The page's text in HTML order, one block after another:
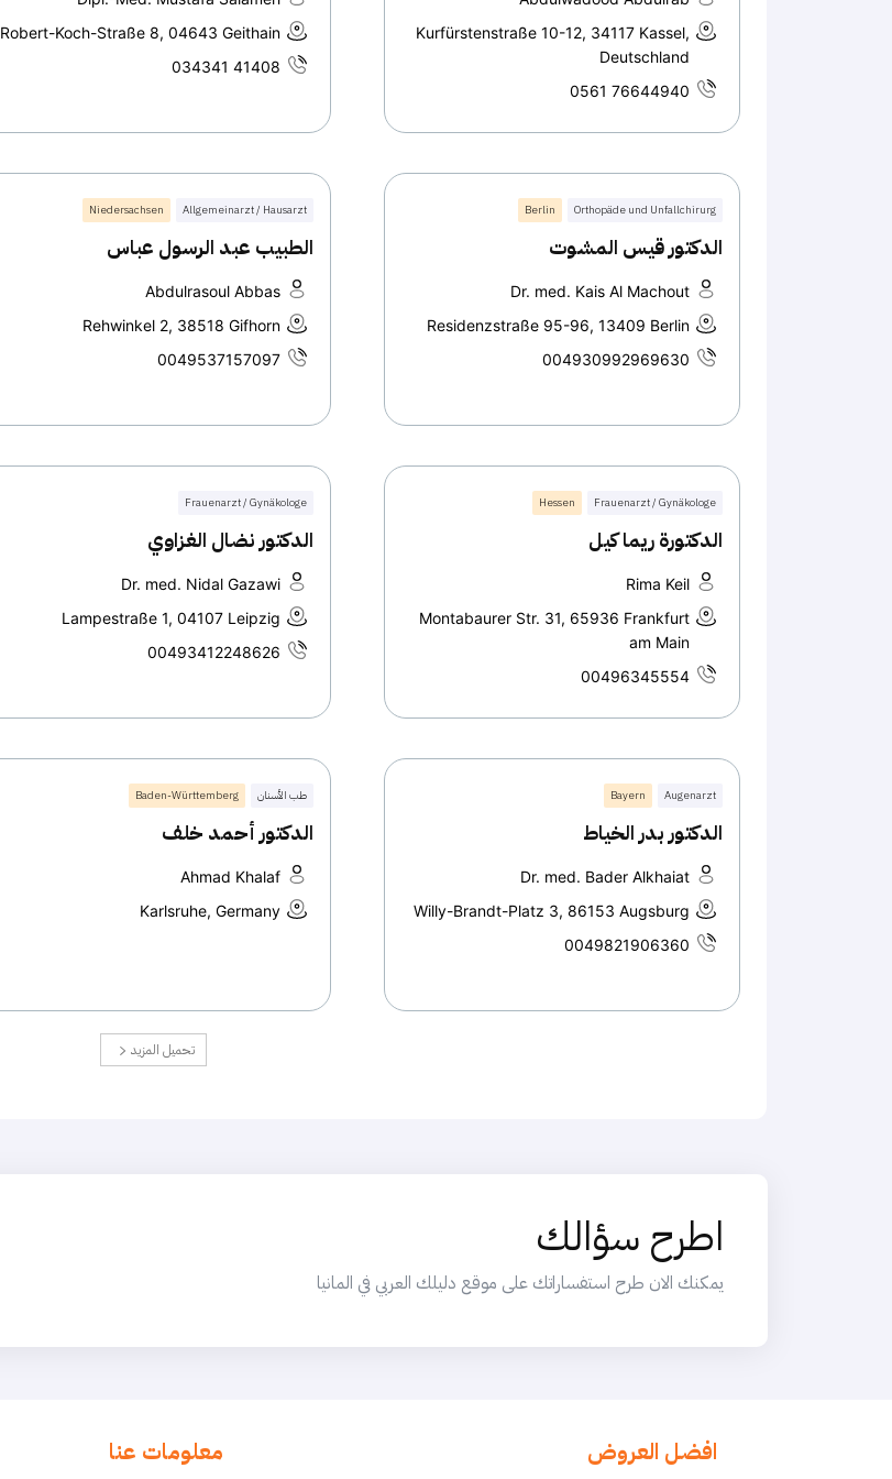
Kurfürstenstraße 10-12, 34117 Kassel,
Deutschland
0561 76644940
Robert-Koch-Straße 8, 04643 Geithain
034341 41408
Orthopäde und Unfallchirurg
Berlin
الدكتور قيس المشوت
Dr. med. Kais Al Machout
Residenzstraße 95-96, 13409 Berlin
004930992969630
Allgemeinarzt / Hausarzt
Niedersachsen
الطبيب عبد الرسول عباس
Abdulrasoul Abbas
Rehwinkel 2, 38518 Gifhorn
0049537157097
Frauenarzt / Gynäkologe
Hessen
الدكتورة ريما كيل
Rima Keil
Montabaurer Str. 31, 65936 Frankfurt
am Main
00496345554
Frauenarzt / Gynäkologe
الدكتور نضال الغزاوي
Dr. med. Nidal Gazawi
Lampestraße 1, 04107 Leipzig
00493412248626
Augenarzt
Bayern
الدكتور بدر الخياط
Dr. med. Bader Alkhaiat
Willy-Brandt-Platz 3, 86153 Augsburg
0049821906360
طب الأسنان Baden-Württemberg
الدكتور أحمد خلف
Ahmad Khalaf
Karlsruhe, Germany
تحميل المزيد
اطرح سؤالك
يمكنك الان طرح استفساراتك على موقع دليلك العربي في المانيا
معلومات عنا افضل العروض